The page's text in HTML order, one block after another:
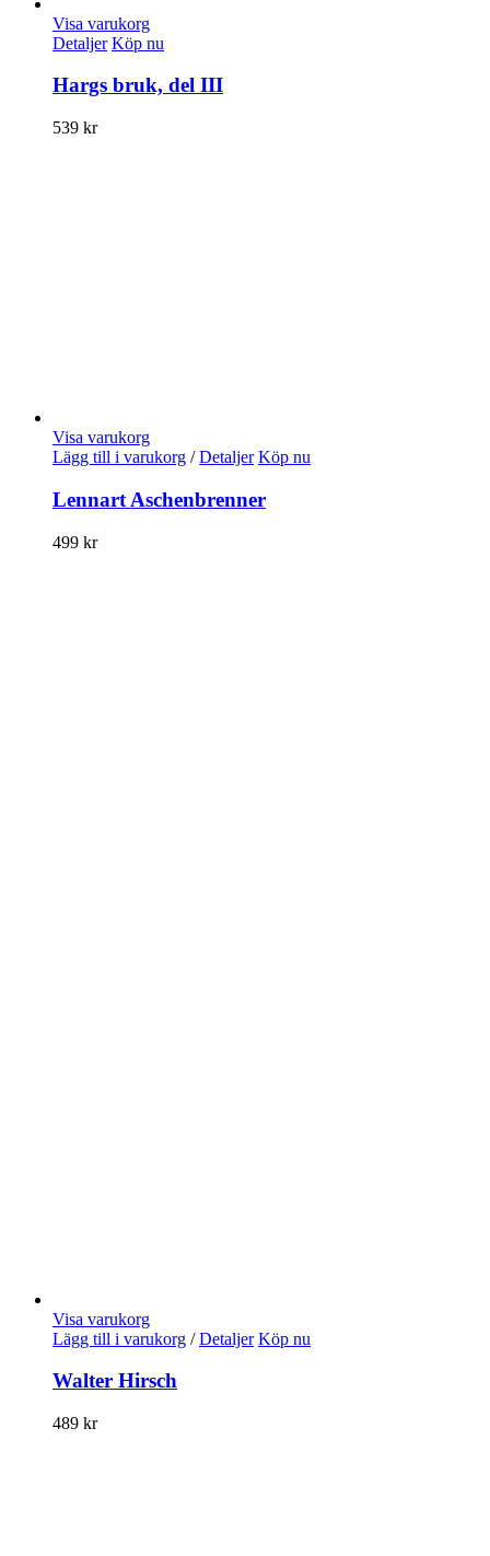
Visa varukorg
Detaljer Köp nu
Hargs bruk, del III
539 kr
Visa varukorg
Lägg till i varukorg / Detaljer Köp nu
Lennart Aschenbrenner
499 kr
Visa varukorg
Lägg till i varukorg / Detaljer Köp nu
Walter Hirsch
489 kr